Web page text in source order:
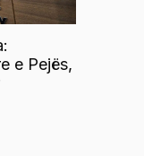
e Pejës,